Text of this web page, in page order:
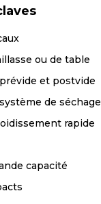
ou de table
et postvide
de séchage
rapide
capacité